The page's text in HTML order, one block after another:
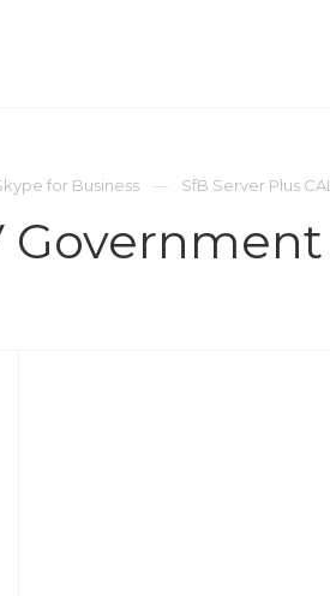
for Business SfB Server Plus CAL
Government